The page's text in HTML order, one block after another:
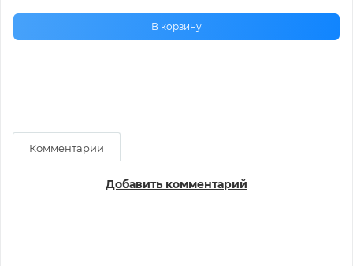
В корзину
Комментарии
Добавить комментарий